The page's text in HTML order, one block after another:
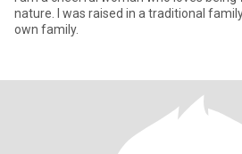
nature. I was raised in a traditional
own family.